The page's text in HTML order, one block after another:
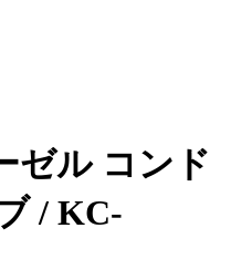
ゼル コンド
/ KC-